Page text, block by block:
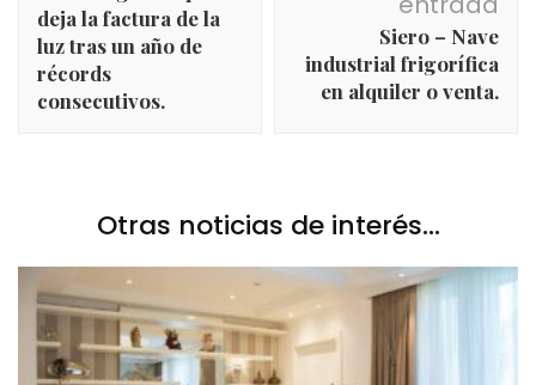
entradas
deja la factura de la
luz tras un año de
récords
consecutivos.
Siero – Nave
industrial frigorífica
en alquiler o venta.
Otras noticias de interés...